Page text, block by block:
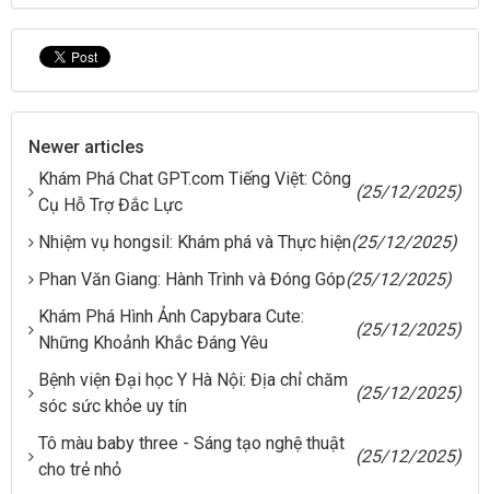
Newer articles
Khám Phá Chat GPT.com Tiếng Việt: Công
Cụ Hỗ Trợ Đắc Lực
(25/12/2025)
Nhiệm vụ hongsil: Khám phá và Thực hiện(25/12/2025)
Phan Văn Giang: Hành Trình và Đóng Góp(25/12/2025)
Khám Phá Hình Ảnh Capybara Cute:
Những Khoảnh Khắc Đáng Yêu
(25/12/2025)
Bệnh viện Đại học Y Hà Nội: Địa chỉ chăm
sóc sức khỏe uy tín
(25/12/2025)
Tô màu baby three - Sáng tạo nghệ thuật
cho trẻ nhỏ
(25/12/2025)